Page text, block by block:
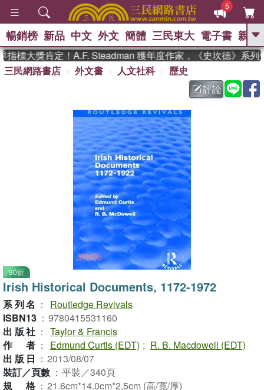
5
GO
熱搜： 東野圭吾 、
父親節 、 花開錦
方念華 、 台灣的
李登輝時代 、 數學女孩：黎曼猜想
、 偉大的迷走神經 、
群喵 、 臺灣漫遊錄
暢銷榜 新品 中文 外文 簡體 三民東大 電子書 親子
標大獎肯定！A.F. Steadman 獲年度作家，《史坎德》系列
三民網路書店
外文書 人文社科
歷史
評論
90折
Irish Historical Documents, 1172-1972
系列名 ：
Routledge Revivals
ISBN13 ： 9780415531160
出版社 ： Taylor & Francis
作者 ： Edmund Curtis (EDT) ; R. B. Macdowell (EDT)
出版日 ： 2013/08/07
裝訂／頁數 ： 平裝／340頁
規格 ： 21.6cm*14.0cm*2.5cm (高/寬/厚)